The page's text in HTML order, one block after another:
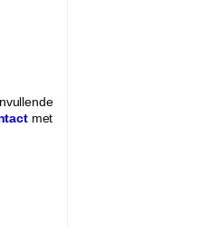
met